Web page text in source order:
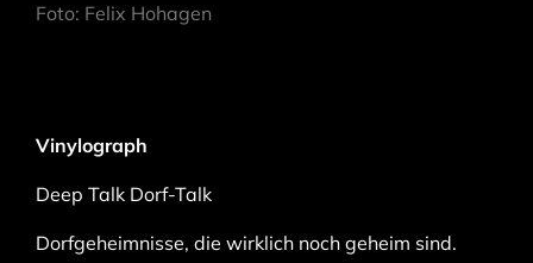
Foto: Felix Hohagen
Vinylograph
Deep Talk Dorf-Talk
Dorfgeheimnisse, die wirklich noch geheim sind.